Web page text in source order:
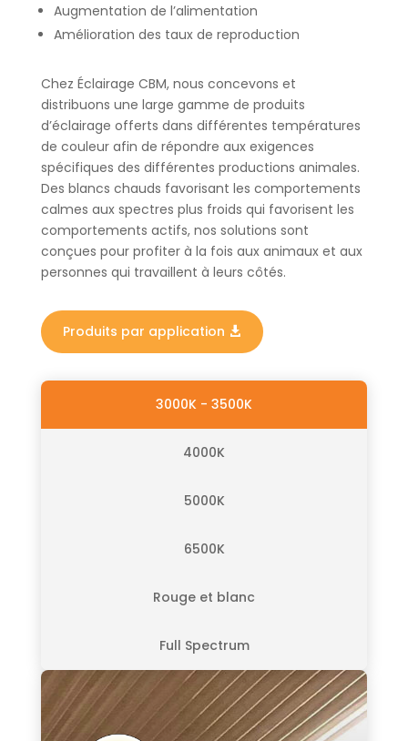
Augmentation de l’alimentation
Amélioration des taux de reproduction
Chez Éclairage CBM, nous concevons et
distribuons une large gamme de produits
d’éclairage offerts dans différentes températures
de couleur afin de répondre aux exigences
spécifiques des différentes productions animales.
Des blancs chauds favorisant les comportements
calmes aux spectres plus froids qui favorisent les
comportements actifs, nos solutions sont
conçues pour profiter à la fois aux animaux et aux
personnes qui travaillent à leurs côtés.
Produits par application
3000K - 3500K
4000K
5000K
6500K
Rouge et blanc
Full Spectrum